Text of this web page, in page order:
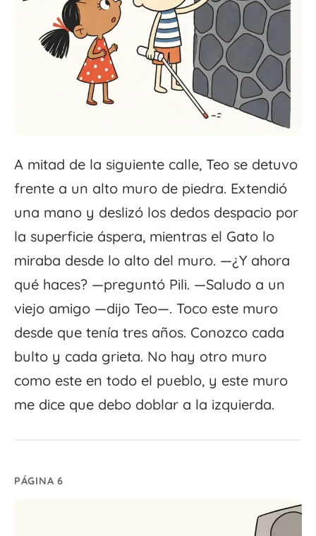
A mitad de la siguiente calle, Teo se detuvo
frente a un alto muro de piedra. Extendió
una mano y deslizó los dedos despacio por
la superficie áspera, mientras el Gato lo
miraba desde lo alto del muro. —¿Y ahora
qué haces? —preguntó Pili. —Saludo a un
viejo amigo —dijo Teo—. Toco este muro
desde que tenía tres años. Conozco cada
bulto y cada grieta. No hay otro muro
como este en todo el pueblo, y este muro
me dice que debo doblar a la izquierda.
PÁGINA 6